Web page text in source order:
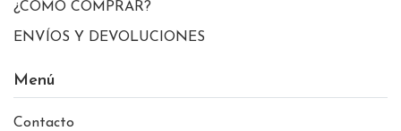
¿CÓMO COMPRAR?
ENVÍOS Y DEVOLUCIONES
Menú
Contacto